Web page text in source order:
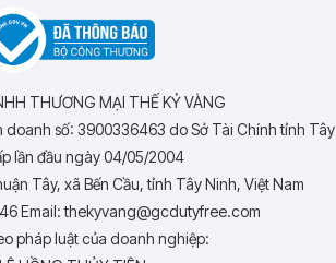
THƯƠNG MẠI THẾ KỶ VÀNG
doanh số: 3900336463 do Sở Tài Chính tỉnh Tây
lần đầu ngày 04/05/2004
Tây, xã Bến Cầu, tỉnh Tây Ninh, Việt Nam
Email: thekyvang@gcdutyfree.com
pháp luật của doanh nghiệp: